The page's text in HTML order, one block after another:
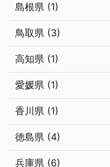
島根県 (1)
鳥取県 (3)
高知県 (1)
愛媛県 (1)
香川県 (1)
徳島県 (4)
兵庫県 (6)